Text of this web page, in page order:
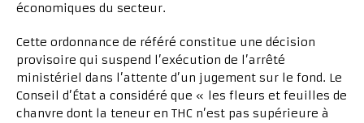
économiques du secteur.
Cette ordonnance de référé constitue une décision
provisoire qui suspend l’exécution de l’arrêté
ministériel dans l’attente d’un jugement sur le fond. Le
Conseil d’État a considéré que « les fleurs et feuilles de
chanvre dont la teneur en THC n’est pas supérieure à